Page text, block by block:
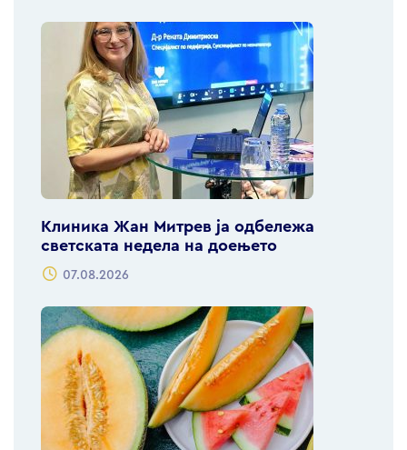
Клиника Жан Митрев ја одбележа
светската недела на доењето
07.08.2026